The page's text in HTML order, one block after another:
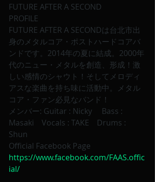
FUTURE AFTER A SECOND
PROFILE
FUTURE AFTER A SECONDは台北市出
身のメタルコア・ポストハードコアバ
ンドです。2014年の夏に結成。2000年
代のニュー・メタルを創造、形成！激
しい感情のシャウト！そしてメロディ
アスな楽曲を持ち味に活動中。メタル
コア・ファン必見なバンド！
メンバー: Guitar : Nicky     Bass :
Masaki    Vocals : TAKE    Drums :
Shun
Official Facebook Page
https://www.facebook.com/FAAS.offic
ial/